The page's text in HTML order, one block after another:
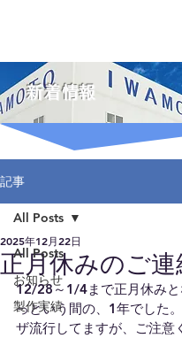
新着情報
記事
All Posts
お知らせ
製作実績
All Posts
正月休みのご連
2025年12月22日
12/28～1/4まで正月休みと
っという間の、1年でした
ザ流行してますが、ご注意